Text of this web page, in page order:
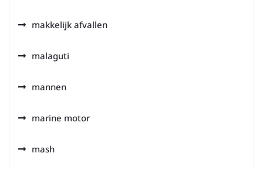
makkelijk afvallen
malaguti
mannen
marine motor
mash